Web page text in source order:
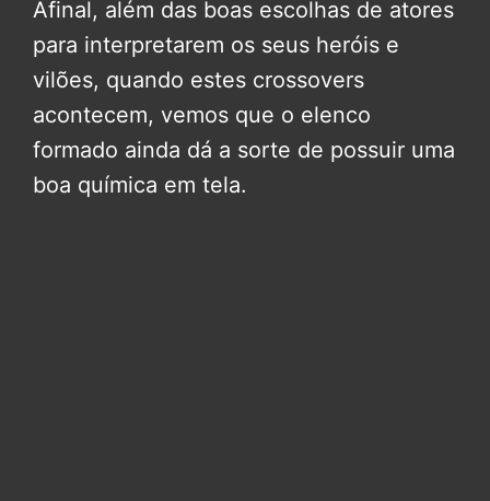
Afinal, além das boas escolhas de atores
para interpretarem os seus heróis e
vilões, quando estes crossovers
acontecem, vemos que o elenco
formado ainda dá a sorte de possuir uma
boa química em tela.